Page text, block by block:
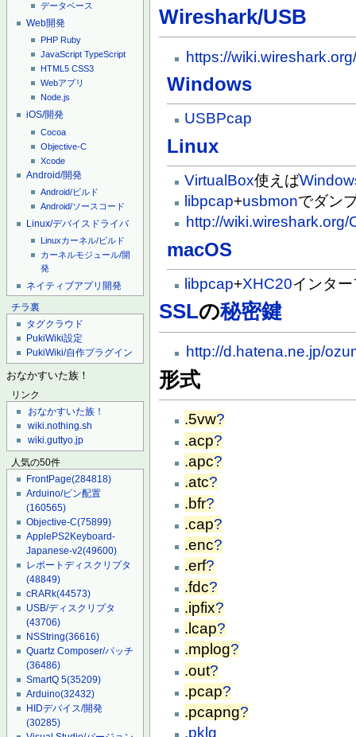
データベース
Web開発
PHP Ruby
JavaScript TypeScript
HTML5 CSS3
Webアプリ
Node.js
iOS/開発
Cocoa
Objective-C
Xcode
Android/開発
Android/ビルド
Android/ソースコード
Linux/デバイスドライバ
Linuxカーネル/ビルド
カーネルモジュール/開
発
ネイティブアプリ開発
チラ裏
タグクラウド
PukiWiki設定
PukiWiki/自作プラグイン
おなかすいた族！
リンク
おなかすいた族！
wiki.nothing.sh
wiki.guttyo.jp
人気の50件
FrontPage(284818)
Arduino/ピン配置
(160565)
Objective-C(75899)
ApplePS2Keyboard-
Japanese-v2(49600)
レポートディスクリプタ
(48849)
cRARk(44573)
USB/ディスクリプタ
(43706)
NSString(36616)
Quartz Composer/パッチ
(36486)
SmartQ 5(35209)
Arduino(32432)
HIDデバイス/開発
(30285)
Wireshark/USB
https://
Windows
USBPcap
Linux
VirtualBox使えば
libpcap+usbmonでダン
http://
macOS
libpcap+XHC20インタ
SSLの秘密鍵
http://d.hatena.ne.jp/
形式
.5vw?
.acp?
.apc?
.atc?
.bfr?
.cap?
.enc?
.erf?
.fdc?
.ipfix?
.lcap?
.mplog?
.out?
.pcap?
.pcapng?
.pklg